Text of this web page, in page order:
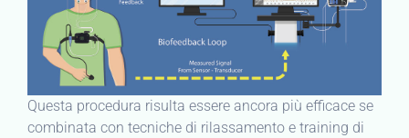
Questa procedura risulta essere ancora più efficace se
combinata con tecniche di rilassamento e training di